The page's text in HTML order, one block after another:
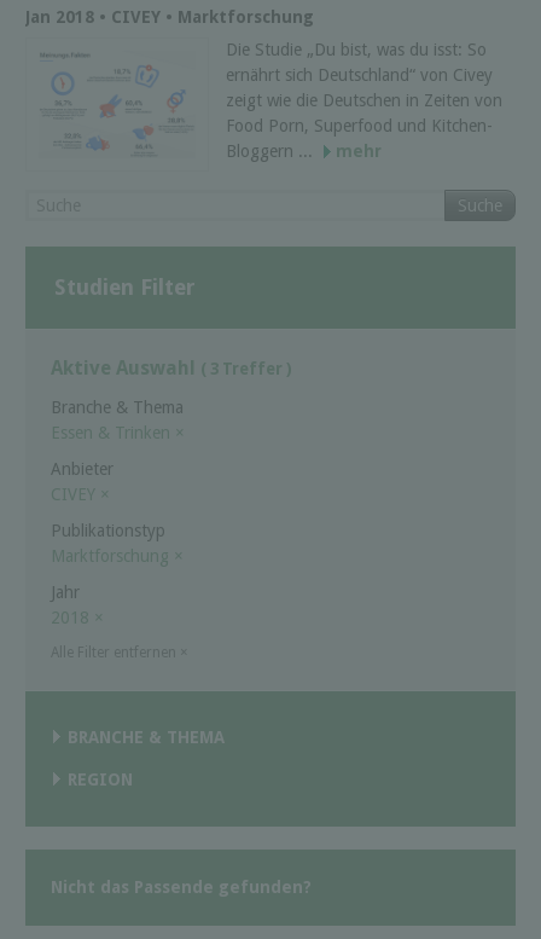
Jan 2018 • CIVEY • Marktforschung
Die Studie „Du bist, was du isst: So
ernährt sich Deutschland“ von Civey
zeigt wie die Deutschen in Zeiten von
Food Porn, Superfood und Kitchen-
Bloggern ...
mehr
Suche
Studien Filter
Aktive Auswahl ( 3 Treffer )
Branche & Thema
Essen & Trinken ×
Anbieter
CIVEY
×
Publikationstyp
Marktforschung ×
Jahr
2018 ×
BRANCHE & THEMA
REGION
Nicht das Passende gefunden?